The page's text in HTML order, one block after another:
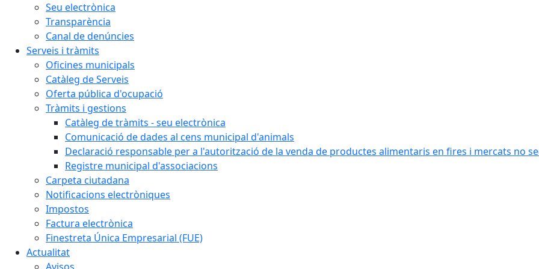
Seu electrònica
Transparència
Canal de denúncies
Serveis i tràmits
Oficines municipals
Catàleg de Serveis
Oferta pública d'ocupació
Tràmits i gestions
Catàleg de tràmits - seu electrònica
Comunicació de dades al cens municipal d'animals
Declaració responsable per a l'autorització de la venda de productes alimentaris en fires i mercats no
Registre municipal d'associacions
Carpeta ciutadana
Notificacions electròniques
Impostos
Factura electrònica
Finestreta Única Empresarial (FUE)
Actualitat